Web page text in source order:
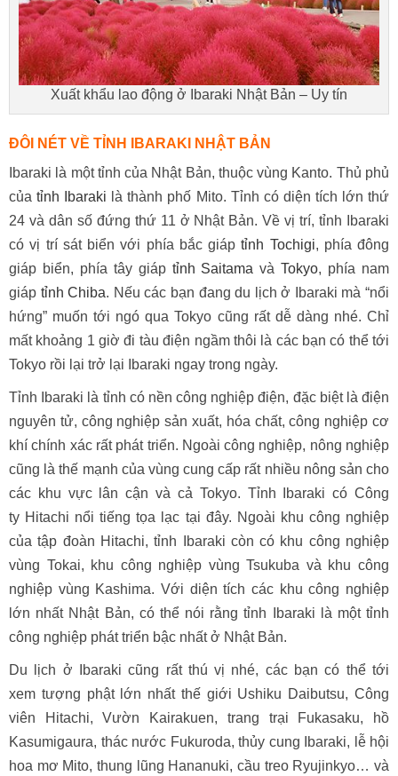
Xuất khẩu lao động ở Ibaraki Nhật Bản – Uy tín
ĐÔI NÉT VỀ TỈNH IBARAKI NHẬT BẢN
Ibaraki là một tỉnh của Nhật Bản, thuộc vùng Kanto. Thủ phủ
củatỉnh Ibaraki là thành phố Mito. Tỉnh có diện tích lớn thứ
24 và dân số đứng thứ 11 ở Nhật Bản. Về vị trí, tỉnh Ibaraki
có vị trí sát biển với phía bắc giáptỉnh Tochigi, phía đông
giáp biển, phía tây giáp tỉnh Saitama vàTokyo, phía nam
giáp tỉnh Chiba. Nếu các bạn đang du lịch ở Ibaraki mà “nổi
hứng” muốn tới ngó qua Tokyo cũng rất dễ dàng nhé. Chỉ
mất khoảng 1 giờ đi tàu điện ngầm thôi là các bạn có thể tới
Tokyo rồi lại trở lại Ibaraki ngay trong ngày.
Tỉnh Ibaraki là tỉnh có nền công nghiệp điện, đặc biệt là điện
nguyên tử, công nghiệp sản xuất, hóa chất, công nghiệp cơ
khí chính xác rất phát triển. Ngoài công nghiệp, nông nghiệp
cũng là thế mạnh của vùng cung cấp rất nhiều nông sản cho
các khu vực lân cận và cả Tokyo. Tỉnh Ibaraki có Công
ty Hitachi nổi tiếng tọa lạc tại đây. Ngoài khu công nghiệp
của tập đoàn Hitachi, tỉnh Ibaraki còn có khu công nghiệp
vùng Tokai, khu công nghiệp vùng Tsukuba và khu công
nghiệp vùng Kashima. Với diện tích các khu công nghiệp
lớn nhất Nhật Bản, có thể nói rằng tỉnh Ibaraki là một tỉnh
công nghiệp phát triển bậc nhất ở Nhật Bản.
Du lịch ở Ibaraki cũng rất thú vị nhé, các bạn có thể tới
xem tượng phật lớn nhất thế giới Ushiku Daibutsu, Công
viên Hitachi, Vườn Kairakuen, trang trại Fukasaku, hồ
Kasumigaura, thác nước Fukuroda, thủy cung Ibaraki, lễ hội
hoa mơ Mito, thung lũng Hananuki, cầu treo Ryujinkyo… và